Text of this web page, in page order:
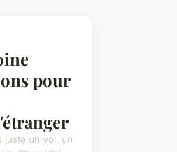
pour
juste un vol, un